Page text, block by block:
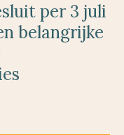
per 3 juli
belangrijke